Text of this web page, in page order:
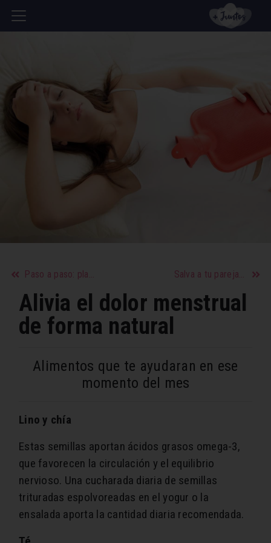
Paso a paso: planifica tu viaje soñado Salva a tu pareja a través del humor
Alivia el dolor menstrual
de forma natural
Alimentos que te ayudaran en ese
momento del mes
Lino y chía
Estas semillas aportan ácidos grasos omega-3,
que favorecen la circulación y el equilibrio
nervioso. Una cucharada diaria de semillas
trituradas espolvoreadas en el yogur o la
ensalada aporta la cantidad diaria recomendada.